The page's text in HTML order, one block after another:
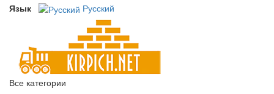
Язык Русский
Все категории